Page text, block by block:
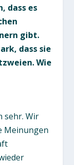
dass es
gibt.
dass sie
Wie
sehr. Wir
Meinungen